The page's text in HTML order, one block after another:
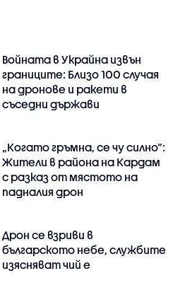
Войната в Украйна извън
границите: Близо 100 случая
на дронове и ракети в
съседни държави
„Когато гръмна, се чу силно“:
Жители в района на Кардам
с разказ от мястото на
падналия дрон
Дрон се взриви в
българското небе, службите
изясняват чий е